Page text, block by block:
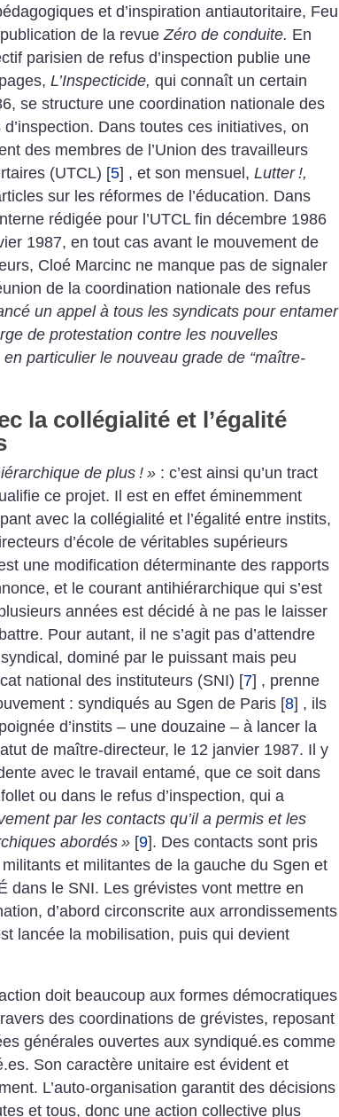
et d’inspiration antiautoritaire, Feu
de la revueZéro de conduite. En
parisien de refus d’inspection publie une
L’Inspecticide, qui connaît un certain
se structure une coordination nationale des
Dans toutes ces initiatives, on
des membres de l’Union des travailleurs
(UTCL) [5] , et son mensuel, Lutter !,
sur les réformes de ­l’éducation. Dans
rédigée pour l’UTCL fin décembre 1986
1987, en tout cas avant le mouvement de
Cloé Marcinc ne manque pas de signaler
de la coordination nationale des refus
un appel à tous les syndicats pour entamer
de protestation contre les nouvelles
particulier le nouveau grade de “maître-
la collégialité et l’égalité
de plus ! » : c’est ainsi qu’un tract
ce projet. Il est en effet éminemment
avec la collégialité et l’égalité entre instits,
d’école de véritables supérieurs
une modification déterminante des rapports
et le courant antihiérarchique qui s’est
années est décidé à ne pas le laisser
Pour autant, il ne s’agit pas d’attendre
dominé par le puissant mais peu
national des instituteurs (SNI) [7] , prenne
: syndiqués au Sgen de Paris [8] , ils
d’instits – une douzaine – à lancer la
de maître-directeur, le 12 janvier 1987. Il y
avec le travail entamé, que ce soit dans
ou dans le refus d’inspection, qui a
par les contacts qu’il a permis et les
abordés » [9]. Des contacts sont pris
et militantes de la gauche du Sgen et
dans le SNI. Les grévistes vont mettre en
d’abord circonscrite aux arrondissements
lancée la mobilisation, puis qui devient
doit beaucoup aux formes démocratiques
des coordinations de grévistes, reposant
générales ouvertes aux ­syndiqué.es comme
Son caractère unitaire est évident et
L’auto-organisation garantit des décisions
et tous, donc une action collective plus